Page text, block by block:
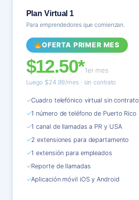
Plan Virtual 1
Para emprendedores que comienzan.
OFERTA PRIMER MES
$12.50*1er mes
Luego $24.99/mes · sin contrato
✓Cuadro telefónico virtual sin contrato
✓1 número de teléfono de Puerto Rico
✓1 canal de llamadas a PR y USA
✓2 extensiones para departamento
✓1 extensión para empleados
✓Reporte de llamadas
✓Aplicación móvil iOS y Android